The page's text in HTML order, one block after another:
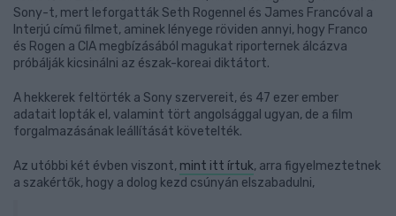
Sony-t, mert leforgatták Seth Rogennel és James Francóval a
Interjú című filmet, aminek lényege röviden annyi, hogy Franco
és Rogen a CIA megbízásából magukat riporternek álcázva
próbálják kicsinálni az észak-koreai diktátort.
A hekkerek feltörték a Sony szervereit, és 47 ezer ember
adatait lopták el, valamint tört angolsággal ugyan, de a film
forgalmazásának leállítását követelték.
Az utóbbi két évben viszont, mint itt írtuk, arra figyelmeztetnek
a szakértők, hogy a dolog kezd csúnyán elszabadulni,